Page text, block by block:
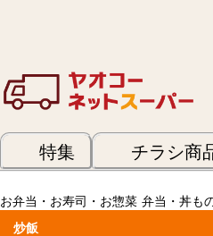
特集 チラシ商
お弁当・お寿司・お惣菜 弁当・丼も
炒飯